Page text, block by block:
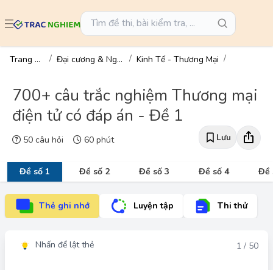
Trang chủ Đại cương & Ngành Kinh Tế - Thương Mại
700+ câu trắc nghiệm Thương mại
điện tử có đáp án - Đề 1
50 câu hỏi 60 phút Lưu
Đề số 1 Đề số 2 Đề số 3 Đề số 4 Đề
Thẻ ghi nhớ Luyện tập Thi thử
Nhấn để lật thẻ 1 / 50